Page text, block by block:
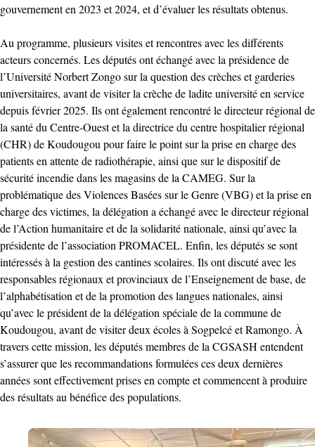
gouvernement en 2023 et 2024, et d’évaluer les résultats obtenus.
Au programme, plusieurs visites et rencontres avec les différents
acteurs concernés. Les députés ont échangé avec la présidence de
l’Université Norbert Zongo sur la question des crèches et garderies
universitaires, avant de visiter la crèche de ladite université en service
depuis février 2025. Ils ont également rencontré le directeur régional de
la santé du Centre-Ouest et la directrice du centre hospitalier régional
(CHR) de Koudougou pour faire le point sur la prise en charge des
patients en attente de radiothérapie, ainsi que sur le dispositif de
sécurité incendie dans les magasins de la CAMEG. Sur la
problématique des Violences Basées sur le Genre (VBG) et la prise en
charge des victimes, la délégation a échangé avec le directeur régional
de l’Action humanitaire et de la solidarité nationale, ainsi qu’avec la
présidente de l’association PROMACEL. Enfin, les députés se sont
intéressés à la gestion des cantines scolaires. Ils ont discuté avec les
responsables régionaux et provinciaux de l’Enseignement de base, de
l’alphabétisation et de la promotion des langues nationales, ainsi
qu’avec le président de la délégation spéciale de la commune de
Koudougou, avant de visiter deux écoles à Sogpelcé et Ramongo. À
travers cette mission, les députés membres de la CGSASH entendent
s’assurer que les recommandations formulées ces deux dernières
années sont effectivement prises en compte et commencent à produire
des résultats au bénéfice des populations.